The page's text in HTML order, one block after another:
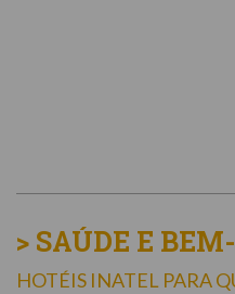
> SAÚDE E
HOTÉIS INATEL PARA